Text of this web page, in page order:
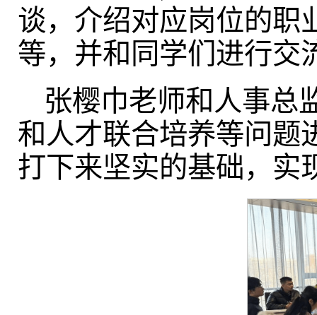
谈，介绍对应岗位的职
等，并和同学们进行交
张樱巾老师和人事总
和人才联合培养等问题
打下来坚实的基础，实